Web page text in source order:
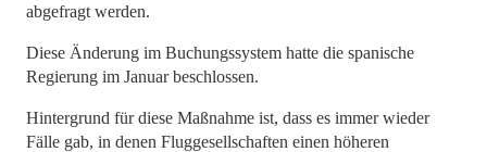
abgefragt werden.
Diese Änderung im Buchungssystem hatte die spanische
Regierung im Januar beschlossen.
Hintergrund für diese Maßnahme ist, dass es immer wieder
Fälle gab, in denen Fluggesellschaften einen höheren